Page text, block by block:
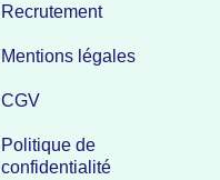
Recrutement
Mentions légales
CGV
Politique de
confidentialité